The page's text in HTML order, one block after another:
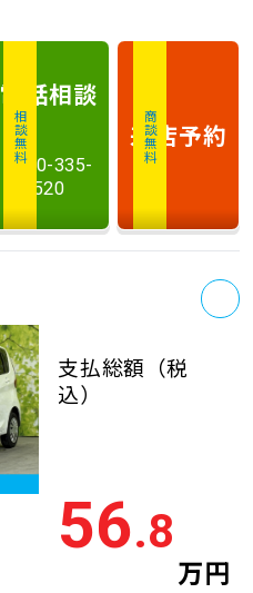
相談無料
電話相談
0120-335-
520
商談無料
来店予約
支払総額 （税
込）
56.8
万円